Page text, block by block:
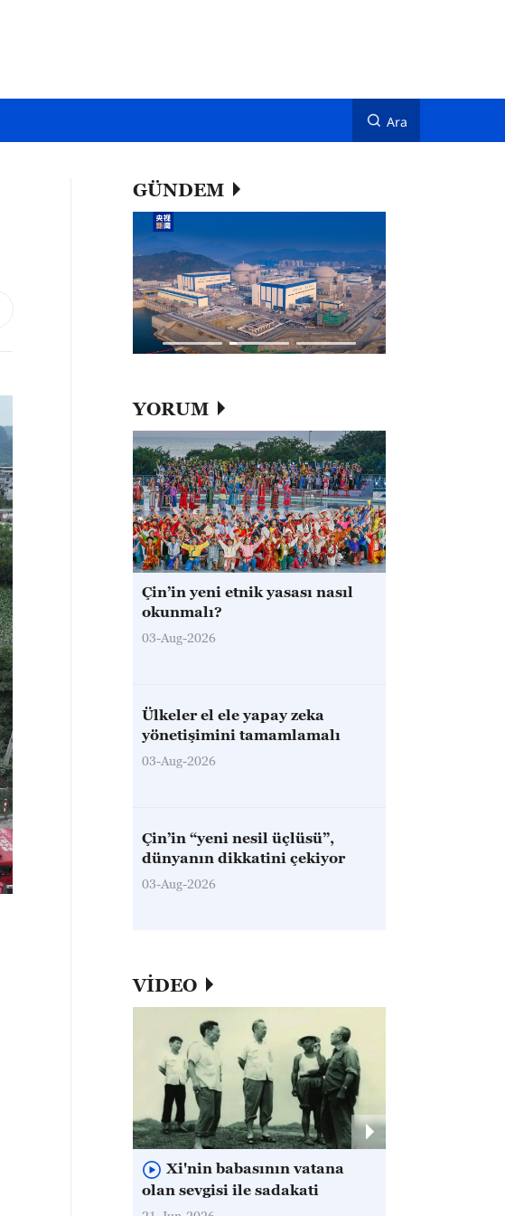
Ara
GÜNDEM
YORUM
Çin’in yeni etnik yasası nasıl
okunmalı?
03-Aug-2026
Ülkeler el ele yapay zeka
yönetişimini tamamlamalı
03-Aug-2026
Çin’in “yeni nesil üçlüsü”,
dünyanın dikkatini çekiyor
03-Aug-2026
VİDEO
Xi'nin babasının vatana
olan sevgisi ile sadakati